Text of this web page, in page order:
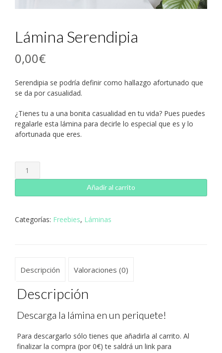
Lámina Serendipia
0,00€
Serendipia se podría definir como hallazgo afortunado que
se da por casualidad.
¿Tienes tu a una bonita casualidad en tu vida? Pues puedes
regalarle esta lámina para decirle lo especial que es y lo
afortunada que eres.
Lámina
Serendipia
Añadir al carrito
Categorías: Freebies, Láminas
Descripción Valoraciones (0)
Descripción
Descarga la lámina en un periquete!
Para descargarlo sólo tienes que añadirla al carrito. Al
finalizar la compra (por 0€) te saldrá un link para